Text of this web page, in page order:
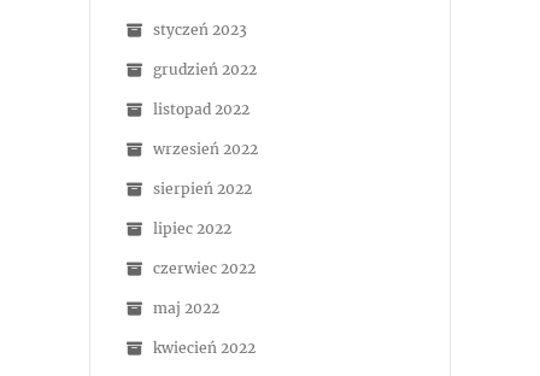
styczeń 2023
grudzień 2022
listopad 2022
wrzesień 2022
sierpień 2022
lipiec 2022
czerwiec 2022
maj 2022
kwiecień 2022